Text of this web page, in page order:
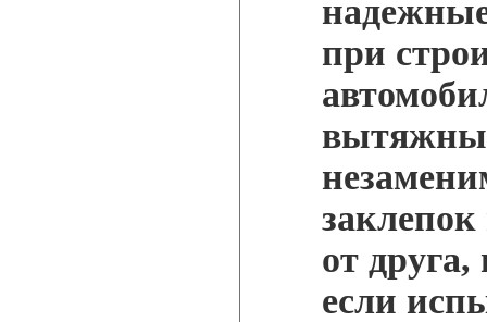
при
от
если